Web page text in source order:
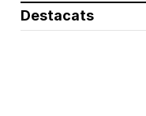
Destacats